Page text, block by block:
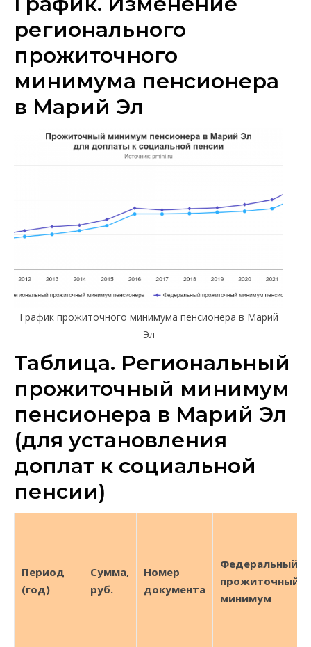
регионального
прожиточного
минимума пенсионера
в Марий Эл
График прожиточного минимума пенсионера в Марий
Эл
Таблица. Региональный
прожиточный минимум
пенсионера в Марий Эл
(для установления
доплат к социальной
пенсии)
Период
(год)
Сумма,
руб.
Номер
документа
Федеральный
прожиточный
минимум